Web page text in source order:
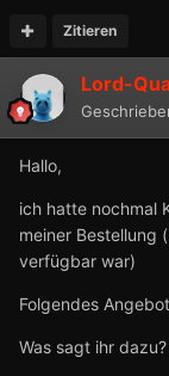
Zitieren
Lord-
Hallo,
ich hatte nochmal
meiner Bestellung
verfügbar war)
Folgendes
Was sagt ihr dazu?